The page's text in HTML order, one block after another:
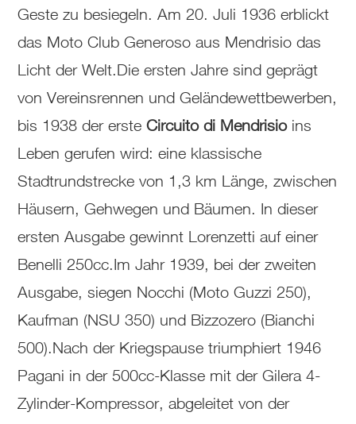
Geste zu besiegeln. Am 20. Juli 1936 erblickt
das Moto Club Generoso aus Mendrisio das
Licht der Welt.Die ersten Jahre sind geprägt
von Vereinsrennen und Geländewettbewerben,
bis 1938 der ersteCircuito di Mendrisioins
Leben gerufen wird: eine klassische
Stadtrundstrecke von 1,3 km Länge, zwischen
Häusern, Gehwegen und Bäumen. In dieser
ersten Ausgabe gewinnt Lorenzetti auf einer
Benelli 250cc.Im Jahr 1939, bei der zweiten
Ausgabe, siegen Nocchi (Moto Guzzi 250),
Kaufman (NSU 350) und Bizzozero (Bianchi
500).Nach der Kriegspause triumphiert 1946
Pagani in der 500cc-Klasse mit der Gilera 4-
Zylinder-Kompressor, abgeleitet von der